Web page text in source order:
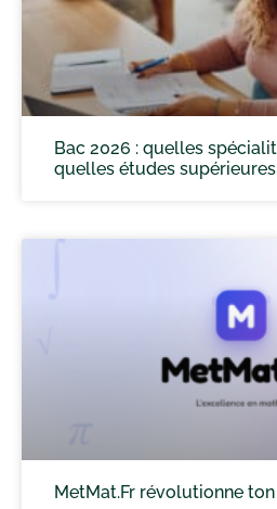
Bac 2026 : quelles
quelles études supérieures
MetMat.Fr révolutionne